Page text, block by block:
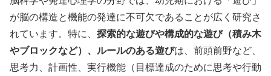
が脳の構造と機能の発達に不可欠であることが広く研究さ
れています。特に、 探索的な遊びや構成的な遊び（積み木
やブロックなど）、ルールのある遊びは、前頭前野など、
思考力、計画性、実行機能（目標達成のために思考や行動